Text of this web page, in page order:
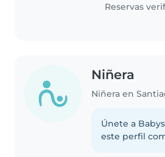
Reservas
Niñera
Únete a
este perfil